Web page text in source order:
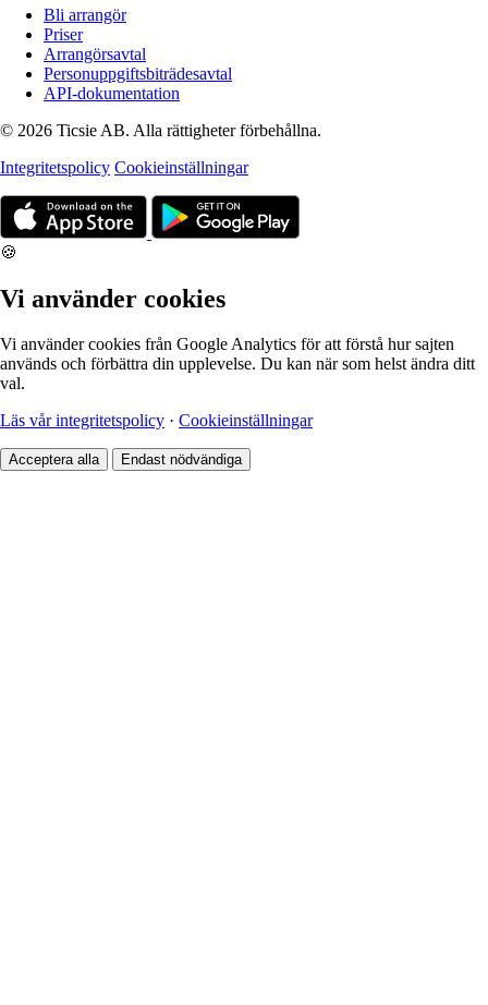
Bli arrangör
Priser
Arrangörsavtal
Personuppgiftsbiträdesavtal
API-dokumentation
© 2026 Ticsie AB. Alla rättigheter förbehållna.
Integritetspolicy Cookieinställningar
🍪
Vi använder cookies
Vi använder cookies från Google Analytics för att förstå hur sajten
används och förbättra din upplevelse. Du kan när som helst ändra ditt
val.
Läs vår integritetspolicy · Cookieinställningar
Acceptera alla Endast nödvändiga